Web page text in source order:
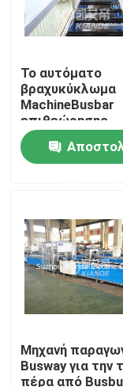
Σπίτι
Περίπου εμείς
Το αυτόματο
βραχυκύκλωμα
MachineBusbar
επιθεώρησης
αντιστέκεται τη
μονωμένη
επιθεώρησης
Μηχανή
Busway για την
πέρα από